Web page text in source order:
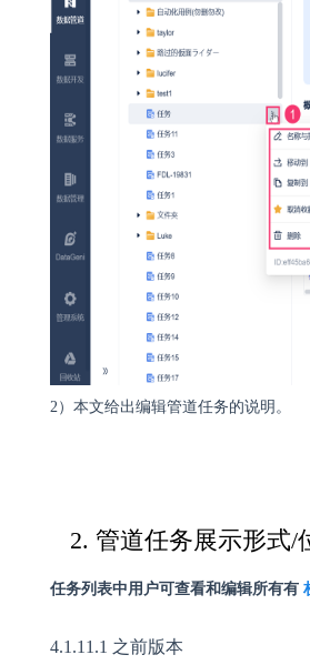
2）本文给出编辑管道任务的说明。
2. 管道任务展示形式/
任务列表中用户可查看和编辑所有有
4.1.11.1 之前版本